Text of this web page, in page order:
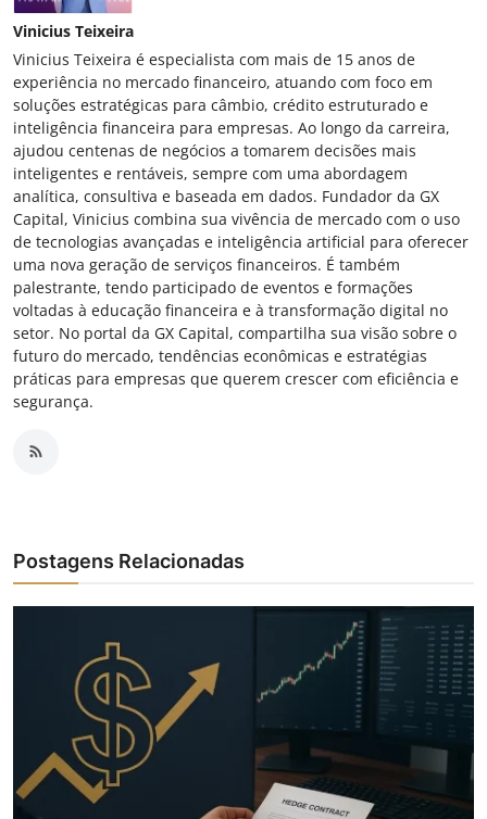
Vinicius Teixeira
Vinicius Teixeira é especialista com mais de 15 anos de
experiência no mercado financeiro, atuando com foco em
soluções estratégicas para câmbio, crédito estruturado e
inteligência financeira para empresas. Ao longo da carreira,
ajudou centenas de negócios a tomarem decisões mais
inteligentes e rentáveis, sempre com uma abordagem
analítica, consultiva e baseada em dados. Fundador da GX
Capital, Vinicius combina sua vivência de mercado com o uso
de tecnologias avançadas e inteligência artificial para oferecer
uma nova geração de serviços financeiros. É também
palestrante, tendo participado de eventos e formações
voltadas à educação financeira e à transformação digital no
setor. No portal da GX Capital, compartilha sua visão sobre o
futuro do mercado, tendências econômicas e estratégias
práticas para empresas que querem crescer com eficiência e
segurança.
Postagens Relacionadas